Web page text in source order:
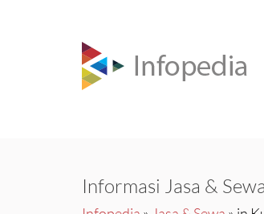
Informasi Jasa & Sewa